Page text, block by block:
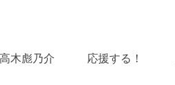
高木彪乃介 応援する！